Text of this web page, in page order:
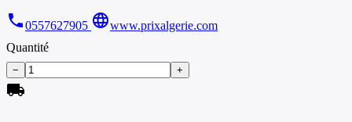
phone0557627905 languagewww.prixalgerie.com
Quantité
− +
local_shipping